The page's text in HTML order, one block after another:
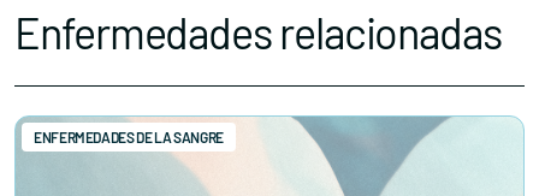
Enfermedades relacionadas
ENFERMEDADES DE LA SANGRE
Contacta con nosotros